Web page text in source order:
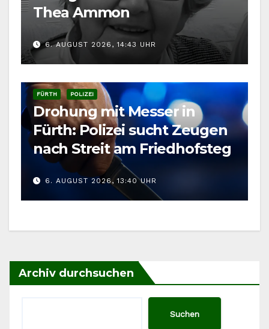
Thea Ammon
6. AUGUST 2026, 14:43 UHR
FÜRTH POLIZEI
Drohung mit Messer in
Fürth: Polizei sucht Zeugen
nach Streit am Friedhofsteg
6. AUGUST 2026, 13:40 UHR
Archiv durchsuchen
Suchen